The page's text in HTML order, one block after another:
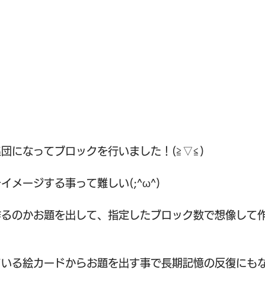
になってブロックを行いました！(≧▽≦)
メージする事って難しい(;^ω^)
のかお題を出して、指定したブロック数で想像して
いる絵カードからお題を出す事で長期記憶の反復に